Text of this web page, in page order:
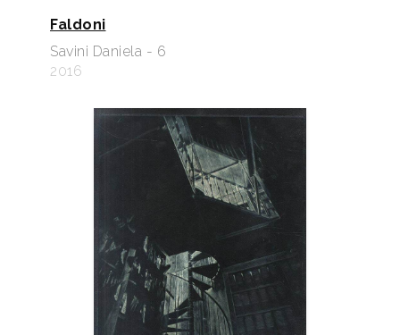
Faldoni
Savini Daniela - 6
2016